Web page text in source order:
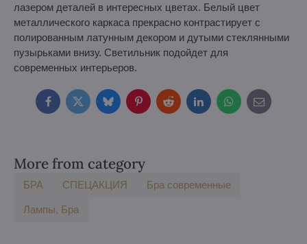
лазером деталей в интересных цветах. Белый цвет
металлического каркаса прекрасно контрастирует с
полированным латунным декором и дутыми стеклянными
пузырьками внизу. Светильник подойдет для
современных интерьеров.
FacebookTwitterBlueskyPinterestRedditLinkedInWhatsApp
E-
mail
More from category
БPA СПЕЦАКЦИЯ Бра современные
Лампы, Бра